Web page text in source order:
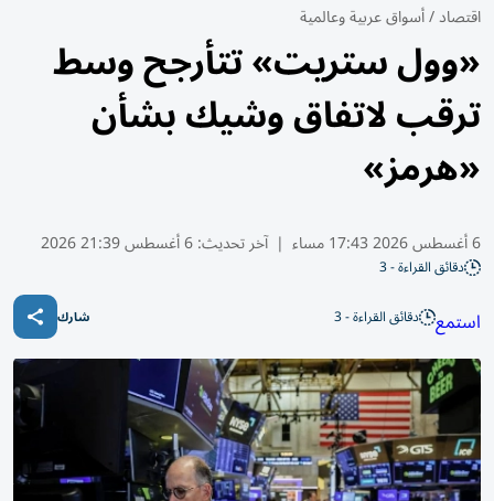
اقتصاد/أسواق عربية وعالمية
«وول ستريت» تتأرجح وسط
ترقب لاتفاق وشيك بشأن
«هرمز»
6 أغسطس 2026 17:43 مساء | آخر تحديث:6 أغسطس 21:39 2026
دقائق القراءة - 3
استمع دقائق القراءة - 3 شارك